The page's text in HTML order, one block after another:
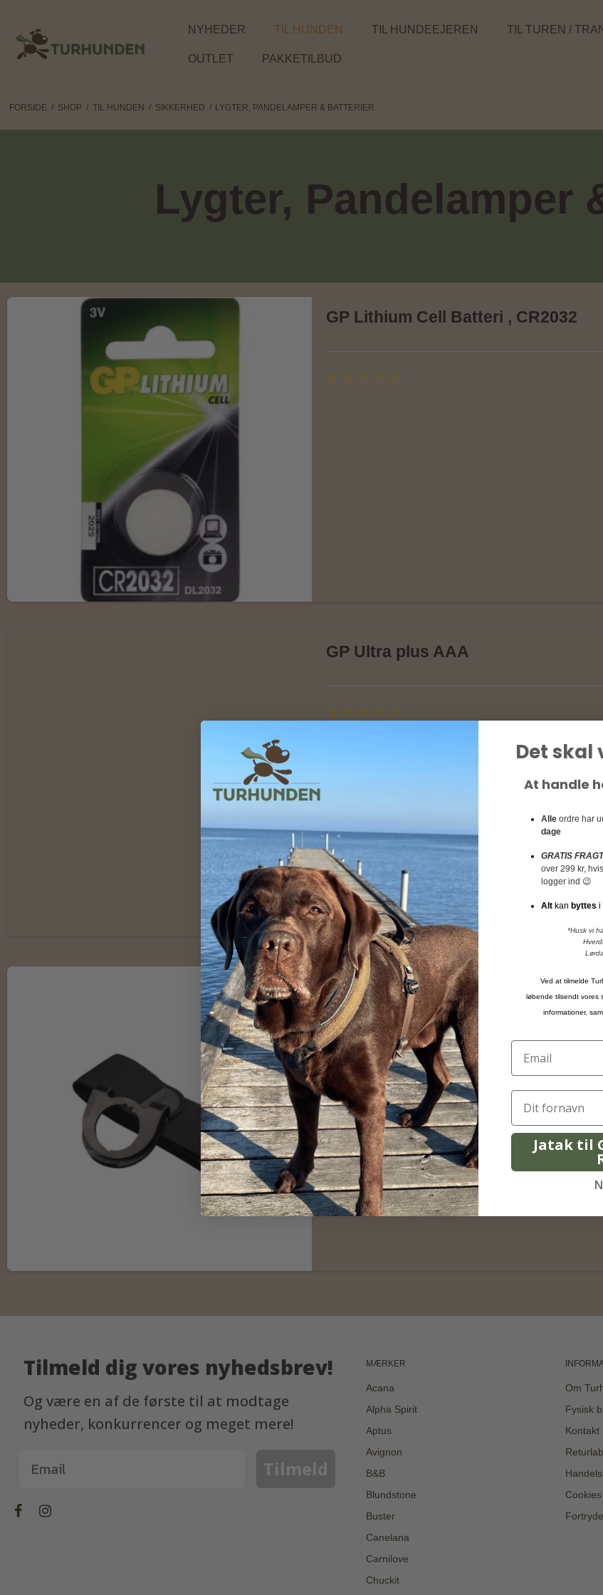
NYHEDER TIL HUNDEN TIL HUNDEEJEREN TIL TUREN /
OUTLET PAKKETILBUD
FORSIDE / SHOP / TIL HUNDEN / SIKKERHED / LYGTER, PANDELAMPER & BATTERIER
Lygter, Pandelamper
GP Lithium Cell Batteri , CR2032
GP Ultra plus AAA
Orbiloc Sports Kit
Orbiloc
Tilmeld dig vores nyhedsbrev!
Og være en af de første til at modtage
nyheder, konkurrencer og meget mere!
Tilmeld
MÆRKER
Acana
Alpha Spirit
Aptus
Avignon
B&B
Blundstone
Buster
Canelana
Carnilove
Chuckit
Om
Fysisk
Kontakt
Cookies
Det skal
At handle
Alle ordre har
dage
GRATIS
over 299 kr,
logger ind 😉
Alt kan byttes i
*Husk vi
Ved at tilmelde
løbende tilsendt vores
informationer,
Jatak til